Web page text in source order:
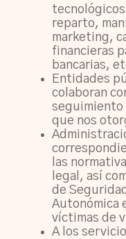
reparto,
marketing,
financieras
bancarias,
Entidades
colaboran
seguimiento
que nos
las
legal, así
de
Autonómica
víctimas de
A los